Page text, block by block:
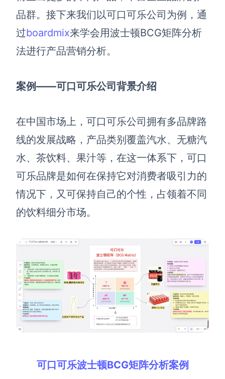
品群。 接下来我们以可口可乐公司为例，通
过boardmix来学会用波士顿BCG矩阵分析
法进行产品营销分析。
案例——可口可乐公司背景介绍
在中国市场上，可口可乐公司拥有多品牌路
线的发展战略，产品类别覆盖汽水、无糖汽
水、茶饮料、果汁等，在这一体系下，可口
可乐品牌是如何在保持它对消费者吸引力的
情况下，又可保持自己的个性，占领着不同
的饮料细分市场。
可口可乐波士顿BCG矩阵分析案例